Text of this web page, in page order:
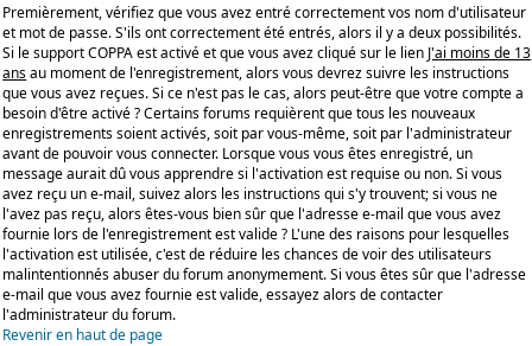
Premièrement, vérifiez que vous avez entré correctement vos nom d'utilisateur
et mot de passe. S'ils ont correctement été entrés, alors il y a deux possibilités.
Si le support COPPA est activé et que vous avez cliqué sur le lien J'ai moins de 13
ansau moment de l'enregistrement, alors vous devrez suivre les instructions
que vous avez reçues. Si ce n'est pas le cas, alors peut-être que votre compte a
besoin d'être activé ? Certains forums requièrent que tous les nouveaux
enregistrements soient activés, soit par vous-même, soit par l'administrateur
avant de pouvoir vous connecter. Lorsque vous vous êtes enregistré, un
message aurait dû vous apprendre si l'activation est requise ou non. Si vous
avez reçu un e-mail, suivez alors les instructions qui s'y trouvent; si vous ne
l'avez pas reçu, alors êtes-vous bien sûr que l'adresse e-mail que vous avez
fournie lors de l'enregistrement est valide ? L'une des raisons pour lesquelles
l'activation est utilisée, c'est de réduire les chances de voir des utilisateurs
malintentionnés abuser du forum anonymement. Si vous êtes sûr que l'adresse
e-mail que vous avez fournie est valide, essayez alors de contacter
l'administrateur du forum.
Revenir en haut de page